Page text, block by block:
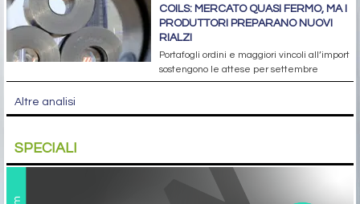
COILS: MERCATO QUASI FERMO, MA I
PRODUTTORI PREPARANO NUOVI
RIALZI
Portafogli ordini e maggiori vincoli all’import
sostengono le attese per settembre
Altre analisi
SPECIALI